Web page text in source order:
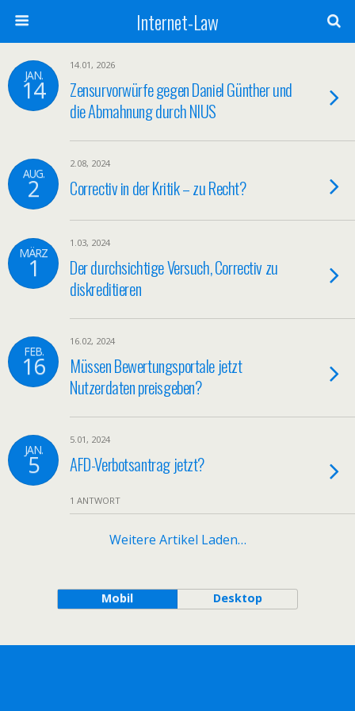
Internet-Law
JAN.
14
14.01, 2026
Zensurvorwürfe gegen Daniel Günther und
die Abmahnung durch NIUS
AUG.
2
2.08, 2024
Correctiv in der Kritik – zu Recht?
MÄRZ
1
1.03, 2024
Der durchsichtige Versuch, Correctiv zu
diskreditieren
FEB.
16
16.02, 2024
Müssen Bewertungsportale jetzt
Nutzerdaten preisgeben?
JAN.
5
5.01, 2024
AFD-Verbotsantrag jetzt?
1 ANTWORT
Weitere Artikel Laden…
Mobil Desktop